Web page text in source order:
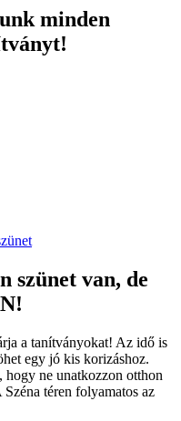
minden
szünet van, de
a tanítványokat! Az idő is
egy jó kis korizáshoz.
hogy ne unatkozzon otthon
téren folyamatos az